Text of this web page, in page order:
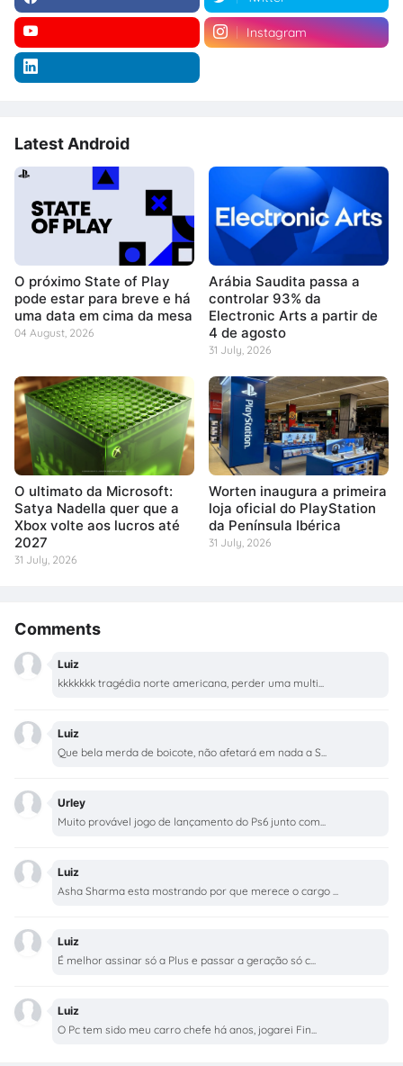
Instagram
Latest Android
O próximo State of Play
pode estar para breve e há
uma data em cima da mesa
04 August, 2026
Arábia Saudita passa a
controlar 93% da
Electronic Arts a partir de
4 de agosto
31 July, 2026
O ultimato da Microsoft:
Satya Nadella quer que a
Xbox volte aos lucros até
2027
31 July, 2026
Worten inaugura a primeira
loja oficial do PlayStation
da Península Ibérica
31 July, 2026
Comments
Luiz
kkkkkkk tragédia norte americana, perder uma multi...
Luiz
Que bela merda de boicote, não afetará em nada a S...
Urley
Muito provável jogo de lançamento do Ps6 junto com...
Luiz
Asha Sharma esta mostrando por que merece o cargo ...
Luiz
É melhor assinar só a Plus e passar a geração só c...
Luiz
O Pc tem sido meu carro chefe há anos, jogarei Fin...